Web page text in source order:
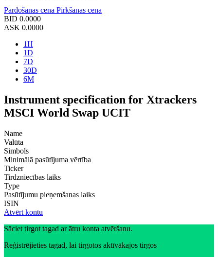
Pārdošanas cena Pirkšanas cena
BID 0.0000
ASK 0.0000
1H
1D
7D
30D
6M
Instrument specification for Xtrackers
MSCI World Swap UCIT
Name
Valūta
Simbols
Minimālā pasūtījuma vērtība
Ticker
Tirdzniecības laiks
Type
Pasūtījumu pieņemšanas laiks
ISIN
Atvērt kontu
Sāciet tirgot tagad ar ātru konta atvēršanu.
Reģistrējieties tagad, lai tirgotos aktīvākajos tirgos